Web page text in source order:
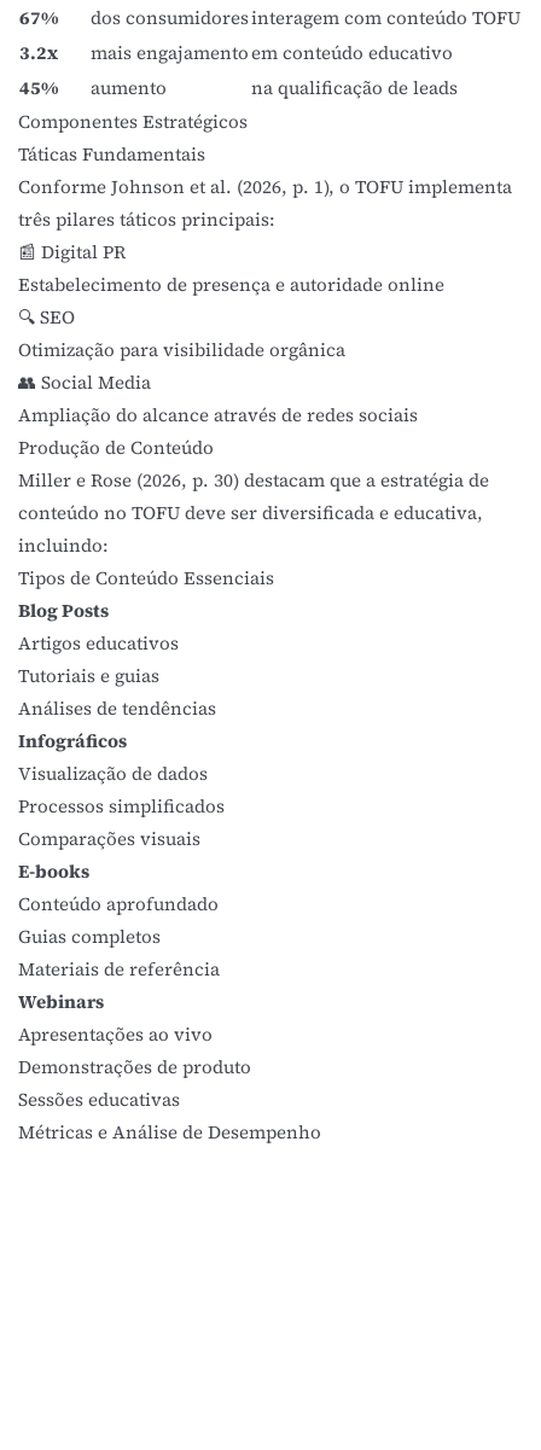
67%
dos consumidoresinteragem com conteúdo TOFU
3.2x
mais engajamentoem conteúdo educativo
45%
aumento
na qualificação de leads
Componentes Estratégicos
Táticas Fundamentais
ConformeJohnson et al. (2026, p. 1), o TOFU implementa
três pilares táticos principais:
📰 Digital PR
Estabelecimento de presença e autoridade online
🔍 SEO
Otimização para visibilidade orgânica
👥 Social Media
Ampliação do alcance através de redes sociais
Produção de Conteúdo
Miller e Rose (2026, p. 30)destacam que a estratégia de
conteúdo no TOFU deve ser diversificada e educativa,
incluindo:
Tipos de Conteúdo Essenciais
Blog Posts
Artigos educativos
Tutoriais e guias
Análises de tendências
Infográficos
Visualização de dados
Processos simplificados
Comparações visuais
E-books
Conteúdo aprofundado
Guias completos
Materiais de referência
Webinars
Apresentações ao vivo
Demonstrações de produto
Sessões educativas
Métricas e Análise de Desempenho